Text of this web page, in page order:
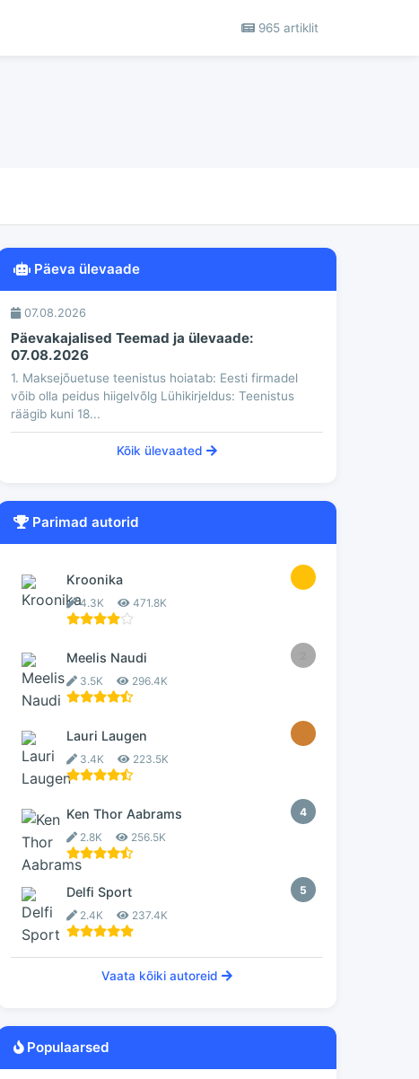
965 artiklit
Päeva ülevaade
07.08.2026
Päevakajalised Teemad ja ülevaade:
07.08.2026
1. Maksejõuetuse teenistus hoiatab: Eesti firmadel
võib olla peidus hiigelvõlg Lühikirjeldus: Teenistus
räägib kuni 18...
Kõik ülevaated
Parimad autorid
Kroonika
4.3K 471.8K
Meelis Naudi
3.5K 296.4K
Lauri Laugen
3.4K 223.5K
4
Ken Thor Aabrams
2.8K 256.5K
5
Delfi Sport
2.4K 237.4K
Vaata kõiki autoreid
Populaarsed